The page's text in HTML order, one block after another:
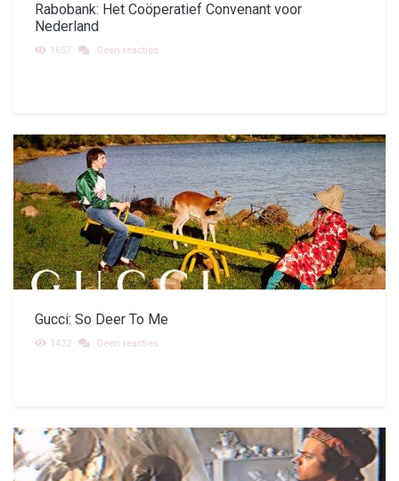
Rabobank: Het Coöperatief Convenant voor
Nederland
1657 Geen reacties
Gucci: So Deer To Me
1432 Geen reacties